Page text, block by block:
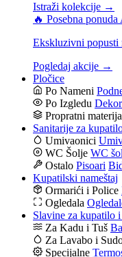
Istraži kolekcije →
🔥 Posebna ponuda
Ekskluzivni popusti
Pogledaj akcije →
Pločice
Po Nameni
Po Izgledu
Propratni
Sanitarije za
Umivaonici
WC Šolje WC
Ostalo Pisoari
Kupatilski nameštaj
Ormarići i Police
Ogledala
Slavine za kupatilo
Za Kadu i Tuš
Za Lavabo i
Specijalne